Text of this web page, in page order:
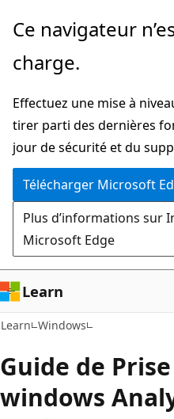
Passer
directement
au
principal
Ce navigateur
charge.
Effectuez une mise à
tirer parti des dernières
jour de sécurité et du
Télécharger Microsoft
Plus d’informations sur
Microsoft Edge
Learn
Learn Windows
Guide de
windows